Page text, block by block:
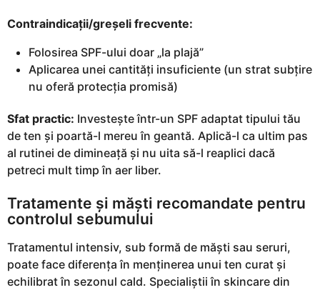
Contraindicații/greșeli frecvente:
Folosirea SPF-ului doar „la plajă”
Aplicarea unei cantități insuficiente (un strat subțire
nu oferă protecția promisă)
Sfat practic: Investește într-un SPF adaptat tipului tău
de ten și poartă-l mereu în geantă. Aplică-l ca ultim pas
al rutinei de dimineață și nu uita să-l reaplici dacă
petreci mult timp în aer liber.
Tratamente și măști recomandate pentru
controlul sebumului
Tratamentul intensiv, sub formă de măști sau seruri,
poate face diferența în menținerea unui ten curat și
echilibrat în sezonul cald. Specialiștii în skincare din